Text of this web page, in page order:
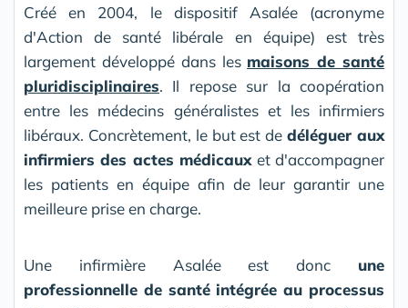
Créé en 2004, le dispositif Asalée (acronyme
d'Action de santé libérale en équipe) est très
largement développé dans les maisons de santé
pluridisciplinaires. Il repose sur la coopération
entre les médecins généralistes et les infirmiers
libéraux. Concrètement, le but est dedéléguer aux
infirmiers des actes médicauxet d'accompagner
les patients en équipe afin de leur garantir une
meilleure prise en charge.
Une infirmière Asalée est donc une
professionnelle de santé intégrée au processus